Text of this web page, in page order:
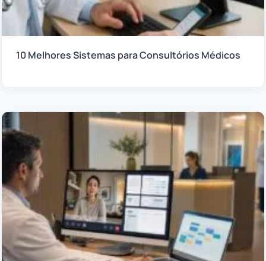
10 Melhores Sistemas para Consultórios Médicos